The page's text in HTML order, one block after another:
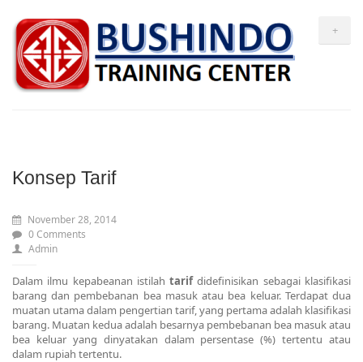
+
Konsep Tarif
November 28, 2014
0 Comments
Admin
Dalam ilmu kepabeanan istilahtarifdidefinisikan sebagai klasifikasi
barang dan pembebanan bea masuk atau bea keluar. Terdapat dua
muatan utama dalam pengertian tarif, yang pertama adalah klasifikasi
barang. Muatan kedua adalah besarnya pembebanan bea masuk atau
bea keluar yang dinyatakan dalam persentase (%) tertentu atau
dalam rupiah tertentu.